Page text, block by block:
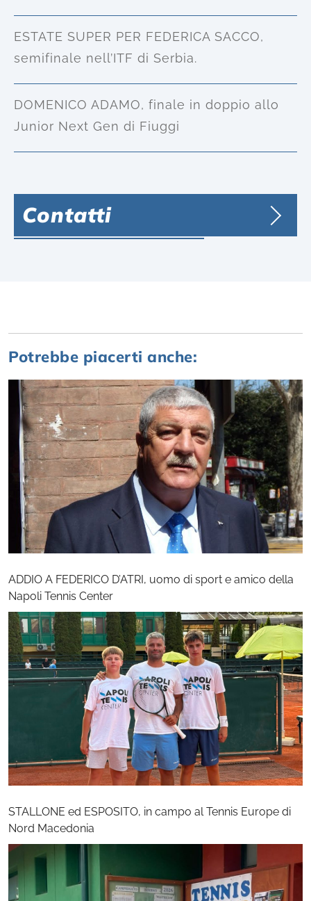
ESTATE SUPER PER FEDERICA SACCO,
semifinale nell’ITF di Serbia.
DOMENICO ADAMO, finale in doppio allo
Junior Next Gen di Fiuggi
Contatti
Potrebbe piacerti anche:
ADDIO A FEDERICO D’ATRI, uomo di sport e amico della
Napoli Tennis Center
STALLONE ed ESPOSITO, in campo al Tennis Europe di
Nord Macedonia